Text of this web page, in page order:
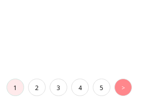
1 2 3 4 5 >